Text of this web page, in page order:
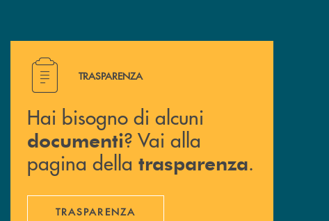
Hai bisogno di alcuni documenti ? Vai alla pagina della
TRASPARENZA
Hai bisogno di alcuni
documenti? Vai alla
pagina della trasparenza.
TRASPARENZA